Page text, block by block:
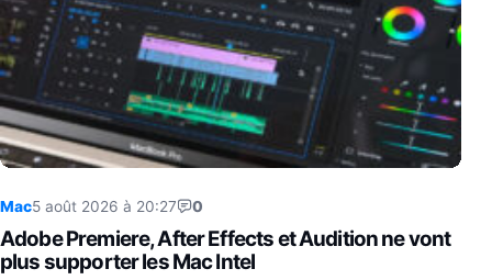
Mac5 août 2026 à 20:27 0
Adobe Premiere, After Effects et Audition ne vont
plus supporter les Mac Intel